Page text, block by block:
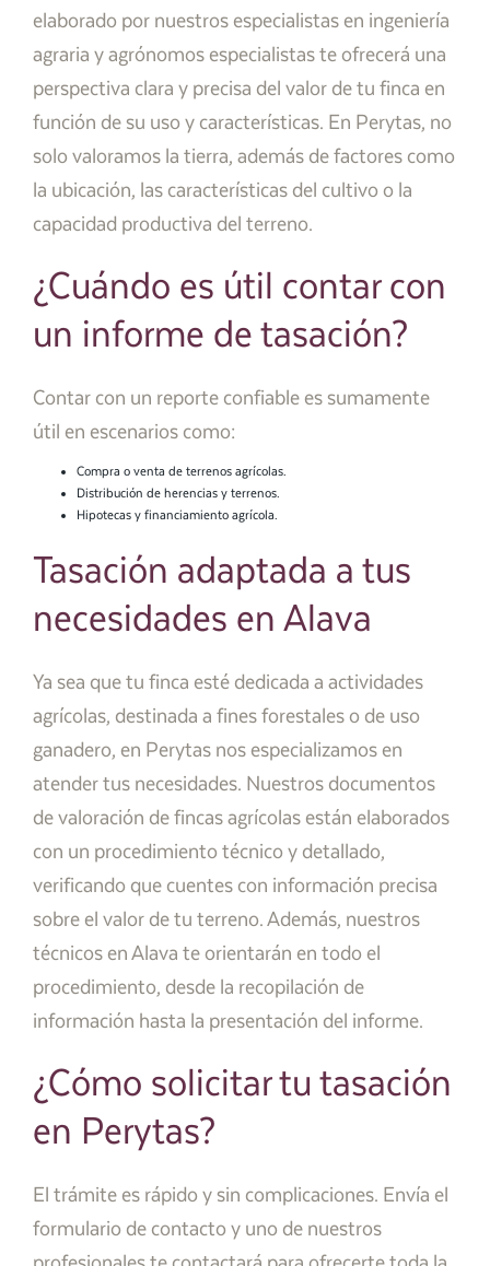
elaborado por nuestros especialistas en ingeniería
agraria y agrónomos especialistas te ofrecerá una
perspectiva clara y precisa del valor de tu finca en
función de su uso y características. En Perytas, no
solo valoramos la tierra, además de factores como
la ubicación, las características del cultivo o la
capacidad productiva del terreno.
¿Cuándo es útil contar con
un informe de tasación?
Contar con un reporte confiable es sumamente
útil en escenarios como:
Compra o venta de terrenos agrícolas.
Distribución de herencias y terrenos.
Hipotecas y financiamiento agrícola.
Tasación adaptada a tus
necesidades en Alava
Ya sea que tu finca esté dedicada a actividades
agrícolas, destinada a fines forestales o de uso
ganadero, en Perytas nos especializamos en
atender tus necesidades. Nuestros documentos
de valoración de fincas agrícolas están elaborados
con un procedimiento técnico y detallado,
verificando que cuentes con información precisa
sobre el valor de tu terreno. Además, nuestros
técnicos en Alava te orientarán en todo el
procedimiento, desde la recopilación de
información hasta la presentación del informe.
¿Cómo solicitar tu tasación
en Perytas?
El trámite es rápido y sin complicaciones. Envía el
formulario de contacto y uno de nuestros